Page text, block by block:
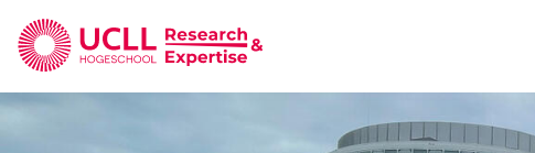
UCLL Research & Expertise